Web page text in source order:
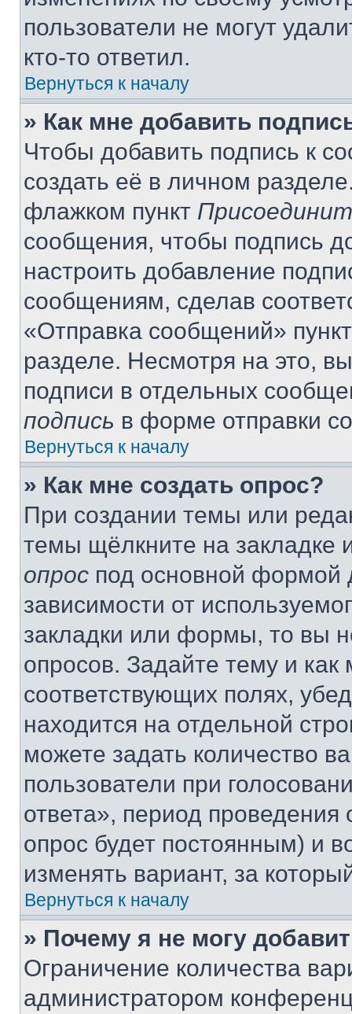
пользователи не могут
кто-то ответил.
Вернуться к началу
» Как мне добавить
Чтобы добавить подпись к
создать её в личном
флажком пункт
сообщения, чтобы подпись
настроить добавление
сообщениям, сделав
«Отправка сообщений»
разделе. Несмотря на это,
подписи в отдельных
подпись в форме отправки
Вернуться к началу
» Как мне создать опрос?
При создании темы или
темы щёлкните на
опрос под основной формой
зависимости от
закладки или формы, то вы
опросов. Задайте тему и
соответствующих полях,
находится на отдельной
можете задать количество
пользователи при
ответа», период проведения
опрос будет постоянным) и
изменять вариант, за
Вернуться к началу
» Почему я не могу
Ограничение количества
администратором